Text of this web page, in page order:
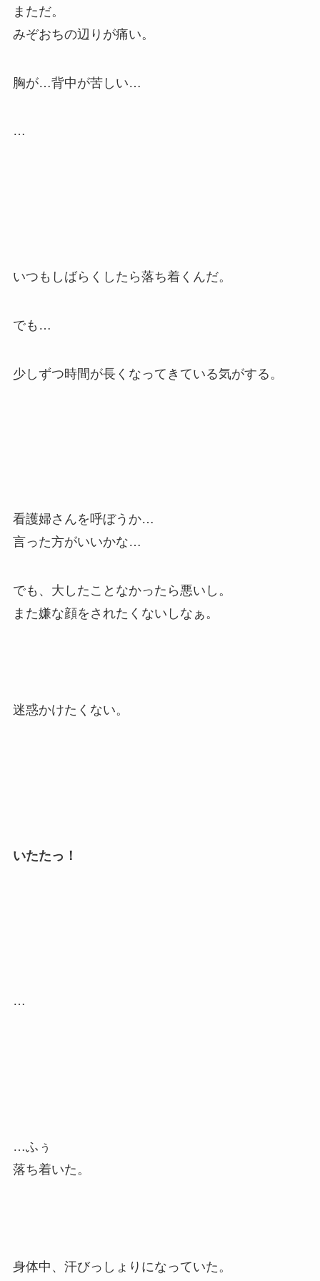
まただ。
みぞおちの辺りが痛い。
胸が…背中が苦しい…
…
いつもしばらくしたら落ち着くんだ。
でも…
少しずつ時間が長くなってきている気がする。
看護婦さんを呼ぼうか…
言った方がいいかな…
でも、大したことなかったら悪いし。
また嫌な顔をされたくないしなぁ。
迷惑かけたくない。
いたたっ！
…
…ふぅ
落ち着いた。
身体中、汗びっしょりになっていた。